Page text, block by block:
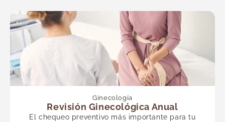
Ginecología
Revisión Ginecológica Anual
El chequeo preventivo más importante para tu